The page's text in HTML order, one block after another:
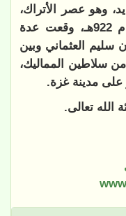
وهو عصر الأتراك،
أو عصر الدولة العثمانية، ففي عام 922هـ، وقعت عدة
العثماني وبين
سلاطين المماليك،
على مدينة غزة.
الله تعالى.